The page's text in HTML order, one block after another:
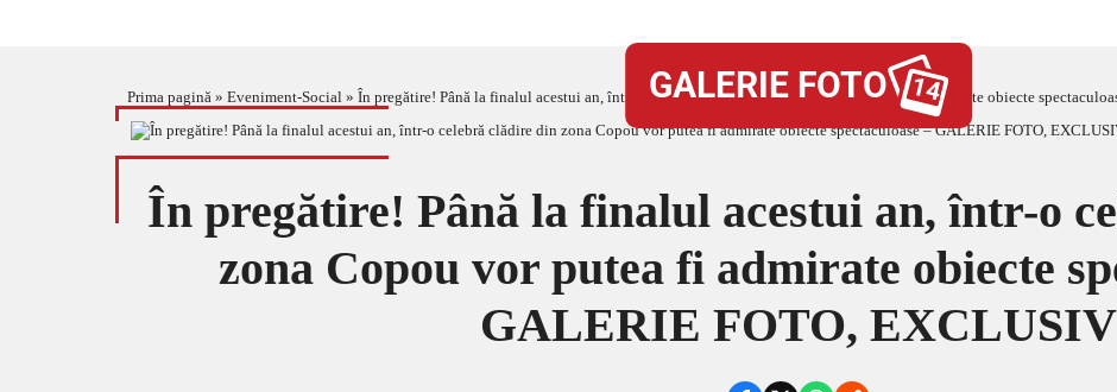
Prima pagină » Eveniment-Social » În pregătire! Până la finalul acestui an, într-o celebră clădire din zona Copou vor putea fi admirate obiecte
GALERIE FOTO 14
În pregătire! Până la finalul acestui an, într-o
zona Copou vor putea fi admirate obiecte
GALERIE FOTO, EXCLUSIV